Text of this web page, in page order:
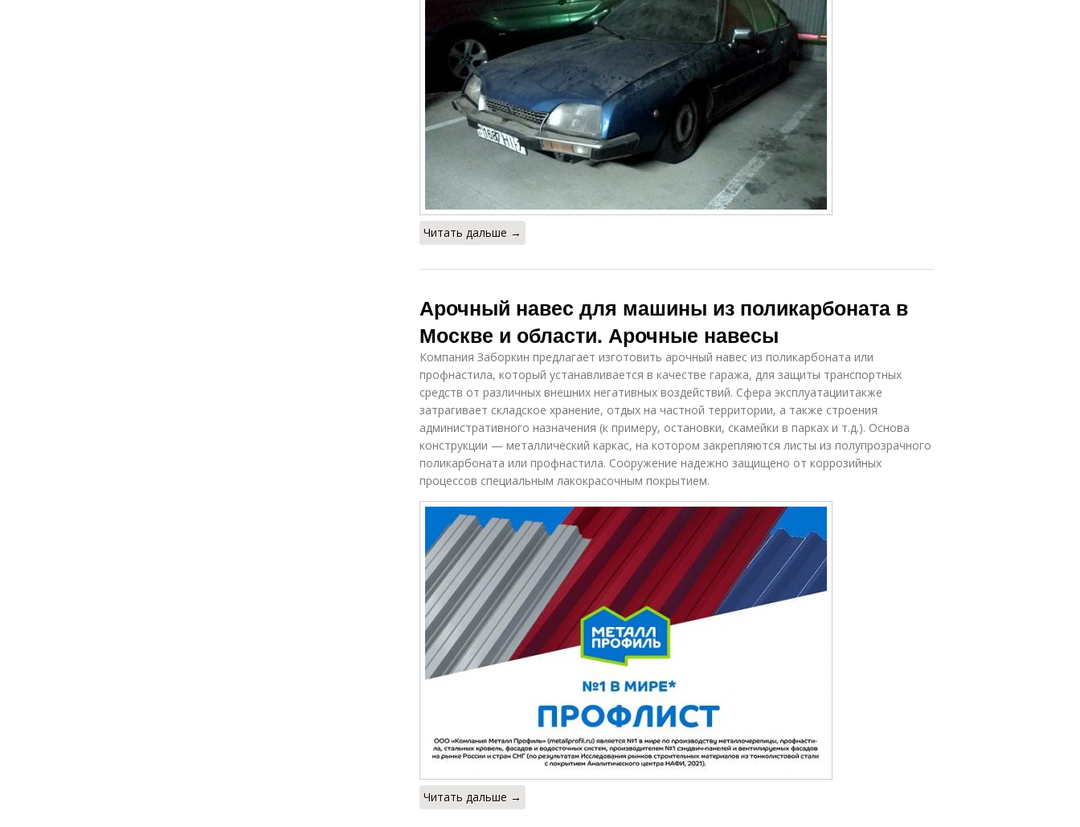
Читать дальше →
Арочный навес для машины из поликарбоната в
Москве и области. Арочные навесы
Компания Заборкин предлагает изготовить арочный навес из поликарбоната или
профнастила, который устанавливается в качестве гаража, для защиты транспортных
средств от различных внешних негативных воздействий. Сфера эксплуатациитакже
затрагивает складское хранение, отдых на частной территории, а также строения
административного назначения (к примеру, остановки, скамейки в парках и т.д.). Основа
конструкции — металлический каркас, на котором закрепляются листы из полупрозрачного
поликарбоната или профнастила. Сооружение надежно защищено от коррозийных
процессов специальным лакокрасочным покрытием.
Читать дальше →